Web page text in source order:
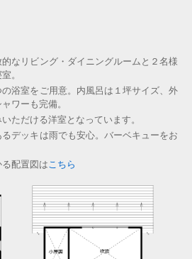
なリビング・ダイニングルームと２名様
。
浴室をご用意。内風呂は１坪サイズ、外
ワーも完備。
ただける洋室となっています。
デッキは雨でも安心。バーベキューをお
配置図はこちら